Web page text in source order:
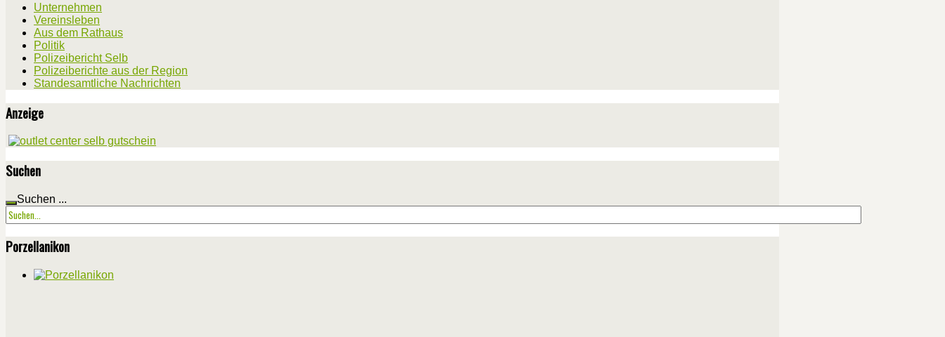
Unternehmen
Vereinsleben
Aus dem Rathaus
Politik
Polizeibericht Selb
Polizeiberichte aus der Region
Standesamtliche Nachrichten
Anzeige
Suchen
Suchen ...
Porzellanikon